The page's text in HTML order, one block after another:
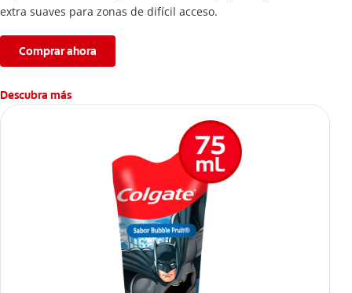
extra suaves para zonas de difícil acceso.
Comprar ahora
Descubra más